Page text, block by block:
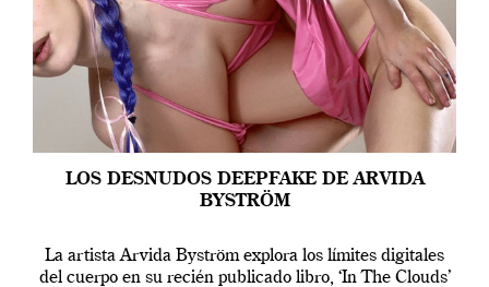
LOS DESNUDOS DEEPFAKE DE ARVIDA
BYSTRÖM
La artista Arvida Byström explora los límites digitales
del cuerpo en su recién publicado libro, ‘In The Clouds’